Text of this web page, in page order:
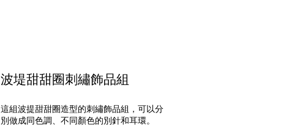
波堤甜甜圈刺繡飾品組
這組波提甜甜圈造型的刺繡飾品組，可以分
別做成同色調、不同顏色的別針和耳環。